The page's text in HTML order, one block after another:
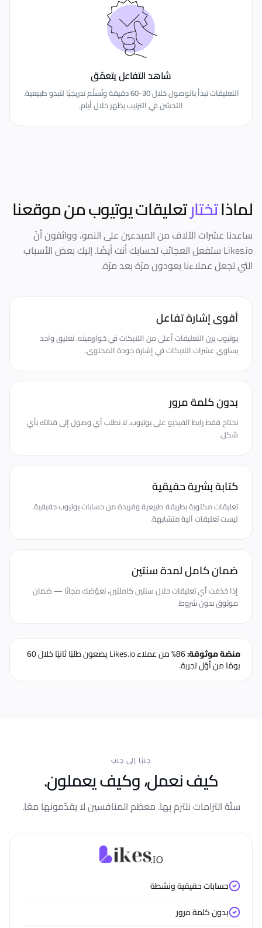
شاهد التفاعل يتعمّق
التعليقات تبدأ بالوصول خلال 30-60 دقيقة وتُسلَّم تدريجيًا لتبدو طبيعية.
التحسّن في الترتيب يظهر خلال أيام.
لماذاتختارتعليقات يوتيوبمن موقعنا
ساعدنا عشرات الآلاف من المبدعين على النمو، وواثقون أنّ
Likes.io ستفعل العجائب لحسابك أنت أيضًا. إليك بعض الأسباب
التي تجعل عملاءنا يعودون مرّة بعد مرّة.
أقوى إشارة تفاعل
يوتيوب يزن التعليقات أعلى من اللايكات في خوارزميته. تعليق واحد
يساوي عشرات اللايكات في إشارة جودة المحتوى.
بدون كلمة مرور
نحتاج فقط رابط الفيديو على يوتيوب. لا نطلب أي وصول إلى قناتك بأي
شكل.
كتابة بشرية حقيقية
تعليقات مكتوبة بطريقة طبيعية وفريدة من حسابات يوتيوب حقيقية.
ليست تعليقات آلية متشابهة.
ضمان كامل لمدة سنتين
إذا حُذفت أي تعليقات خلال سنتين كاملتين، نعوّضك مجانًا — ضمان
موثوق بدون شروط.
منصّة موثوقة: 86% من عملاء Likes.io يضعون طلبًا ثانيًا خلال 60
يومًا من أوّل تجربة.
جنبًا إلى جنب
كيف نعمل، وكيف يعملون.
ستّة التزامات نلتزم بها. معظم المنافسين لا يقدّمونها معًا.
حسابات حقيقية ونشطة
بدون كلمة مرور